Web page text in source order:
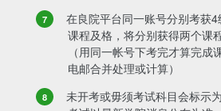
在良院平台同一账号分别考获
课程及格，将分别获得两个课
（用同一帐号下考完才算完成
电邮合并处理或计算）
未开考或毋须考试科目会标示